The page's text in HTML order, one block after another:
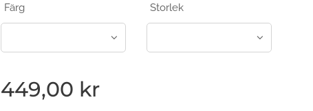
Färg Storlek
449,00 kr